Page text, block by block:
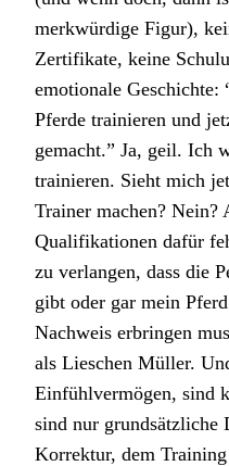
merkwürdige Figur),
Zertifikate, keine
emotionale
Pferde trainieren und
gemacht.” Ja, geil. Ich
trainieren. Sieht mich
Trainer machen?
Qualifikationen dafür
zu verlangen, dass die
gibt oder gar mein
Nachweis erbringen
als Lieschen Müller.
Einfühlvermögen, sind
sind nur grundsätzliche
Korrektur, dem